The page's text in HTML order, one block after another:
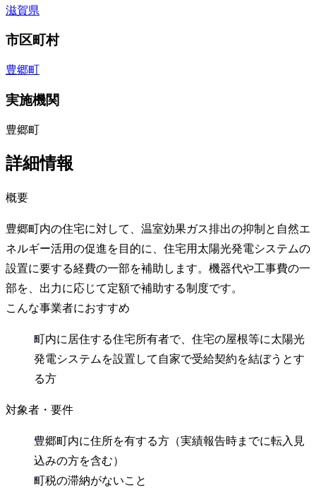
滋賀県
市区町村
豊郷町
実施機関
豊郷町
詳細情報
概要
豊郷町内の住宅に対して、温室効果ガス排出の抑制と自然エ
ネルギー活用の促進を目的に、住宅用太陽光発電システムの
設置に要する経費の一部を補助します。機器代や工事費の一
部を、出力に応じて定額で補助する制度です。
こんな事業者におすすめ
町内に居住する住宅所有者で、住宅の屋根等に太陽光
発電システムを設置して自家で受給契約を結ぼうとす
る方
対象者・要件
豊郷町内に住所を有する方（実績報告時までに転入見
込みの方を含む）
町税の滞納がないこと